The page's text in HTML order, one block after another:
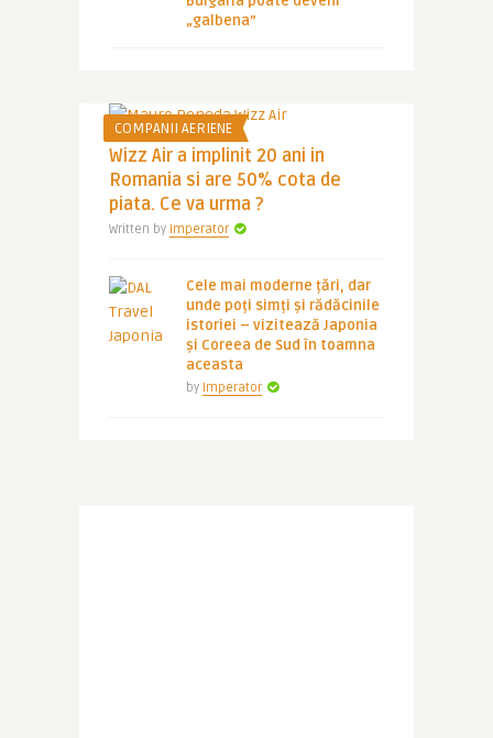
„galbena”
COMPANII AERIENE
Wizz Air a implinit 20 ani in
Romania si are 50% cota de
piata. Ce va urma ?
Written by Imperator
Cele mai moderne țări, dar
unde poți simți și rădăcinile
istoriei – vizitează Japonia
și Coreea de Sud în toamna
aceasta
by Imperator